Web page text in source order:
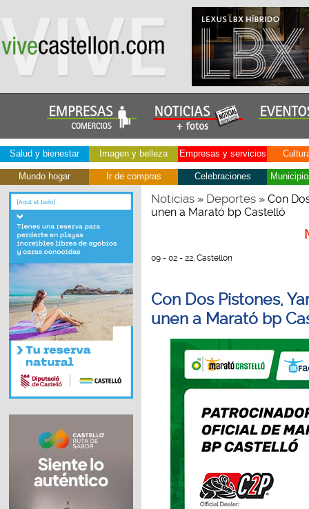
Salud y bienestar Imagen y belleza Empresas y servicios
Mundo hogar Ir de compras Celebraciones
Noticias» Deportes» Con
unen a Marató bp Castelló
09 - 02 - 22, Castellón
Con Dos Pistones,
unen a Marató bp